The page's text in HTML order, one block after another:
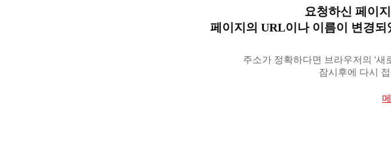
요청하신 페이
페이지의 URL이나 이름이 변경
주소가 정확하다면 브라우저의 '새
잠시후에 다시